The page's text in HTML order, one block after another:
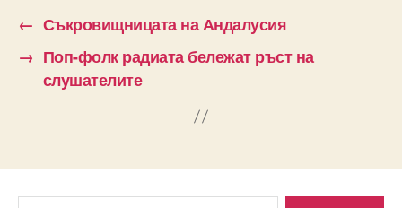
← Съкровищницата на Андалусия
→ Поп-фолк радиата бележат ръст на
слушателите